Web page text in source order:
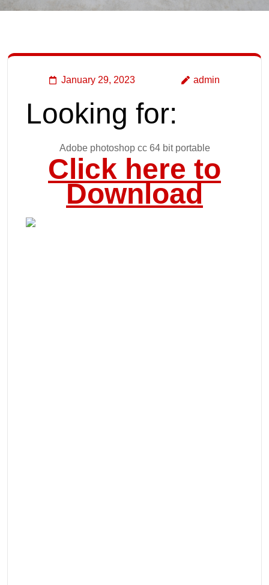
January 29, 2023 admin
Looking for:
Adobe photoshop cc 64 bit portable
Click here to
Download